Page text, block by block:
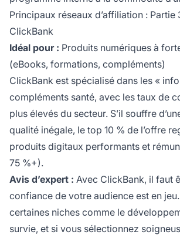
Principaux réseaux d’affiliation : Partie
ClickBank
Idéal pour : Produits numériques à
(eBooks, formations, compléments)
ClickBank est spécialisé dans les «
compléments santé, avec les taux de
plus élevés du secteur. S’il souffre
qualité inégale, le top 10 % de l’offre
produits digitaux performants et
75 %+).
Avis d’expert : Avec ClickBank, il faut
confiance de votre audience est en
certaines niches comme le
survie, et si vous sélectionnez